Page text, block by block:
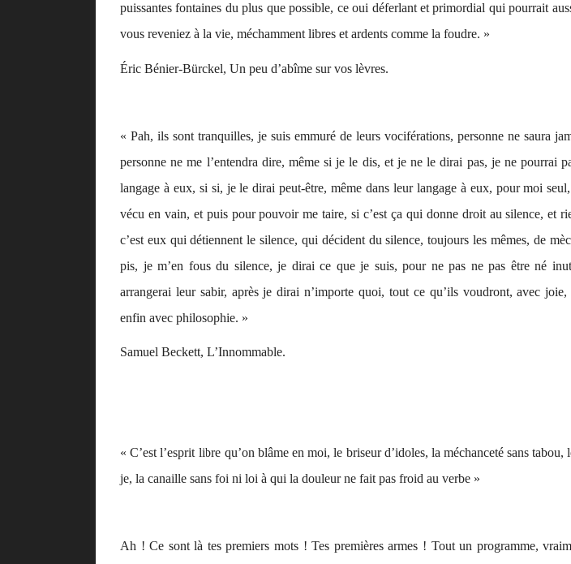
puissantes fontaines du plus que possible, ce oui déferlant et primordial qui pourrait
vous reveniez à la vie, méchamment libres et ardents comme la foudre. »
Éric Bénier-Bürckel, Un peu d’abîme sur vos lèvres.
« Pah, ils sont tranquilles, je suis emmuré de leurs vociférations, personne ne saura
personne ne me l’entendra dire, même si je le dis, et je ne le dirai pas, je ne pourrai
langage à eux, si si, je le dirai peut-être, même dans leur langage à eux, pour moi
vécu en vain, et puis pour pouvoir me taire, si c’est ça qui donne droit au silence, et
c’est eux qui détiennent le silence, qui décident du silence, toujours les mêmes, de
pis, je m’en fous du silence, je dirai ce que je suis, pour ne pas ne pas être né
arrangerai leur sabir, après je dirai n’importe quoi, tout ce qu’ils voudront, avec joie,
enfin avec philosophie. »
Samuel Beckett, L’Innommable.
« C’est l’esprit libre qu’on blâme en moi, le briseur d’idoles, la méchanceté sans
je, la canaille sans foi ni loi à qui la douleur ne fait pas froid au verbe »
Ah ! Ce sont là tes premiers mots ! Tes premières armes ! Tout un programme,